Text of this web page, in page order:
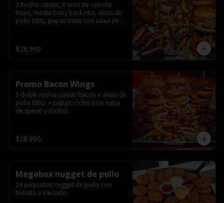
2 Rochis classic, 8 aros de cebolla
fritos, media baby back ribs, alitas de
pollo BBQ, papas fritas con salsa de
$28.990
Promo Bacon Wings
3 doble rochis classic bacon + alitas de
pollo BBQ. + papas rochis (con salsa
de queso y tocino).
$28.990
Megabox nugget de pollo
24 exquisitos nugget de pollo con
bebida a elección.